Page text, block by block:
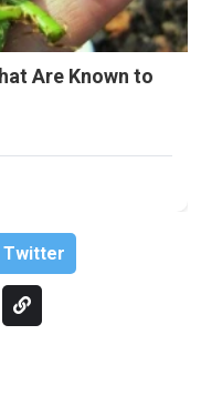
Are Known to
Тwitter